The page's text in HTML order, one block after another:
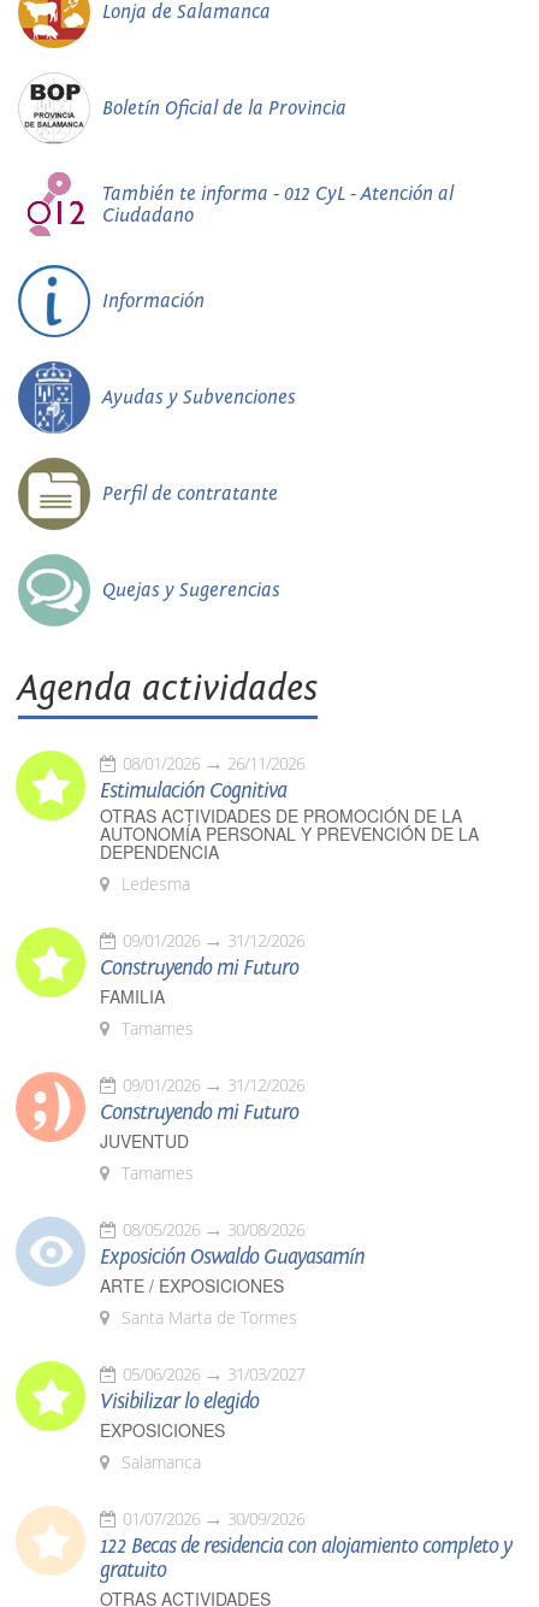
Lonja de Salamanca
Boletín Oficial de la Provincia
También te informa - 012 CyL - Atención al
Ciudadano
Información
Ayudas y Subvenciones
Perfil de contratante
Quejas y Sugerencias
Agenda actividades
08/01/2026 26/11/2026
Estimulación Cognitiva
OTRAS ACTIVIDADES DE PROMOCIÓN DE LA
AUTONOMÍA PERSONAL Y PREVENCIÓN DE LA
DEPENDENCIA
Ledesma
09/01/2026 31/12/2026
Construyendo mi Futuro
FAMILIA
Tamames
09/01/2026 31/12/2026
Construyendo mi Futuro
JUVENTUD
Tamames
08/05/2026 30/08/2026
Exposición Oswaldo Guayasamín
ARTE / EXPOSICIONES
Santa Marta de Tormes
05/06/2026 31/03/2027
Visibilizar lo elegido
EXPOSICIONES
Salamanca
01/07/2026 30/09/2026
122 Becas de residencia con alojamiento completo y
gratuito
OTRAS ACTIVIDADES